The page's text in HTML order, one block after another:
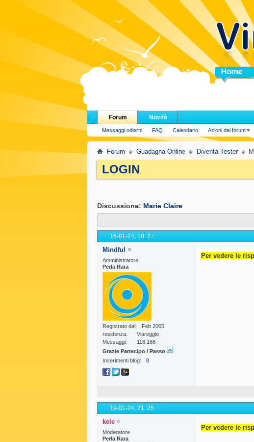
Home
Forum
Messaggi odierni FAQ Calendario Azioni del forum
Novità
Forum Guadagna Online Diventa Tester
LOGIN.
Discussione: Marie Claire
16-01-24, 10: 27
Mindful
Amministratore
Perla Rara
Registrato dal
Feb 2005
residenza
Viareggio
Messaggi
118,186
Grazie Partecipo / Passo
Inserimenti blog
8
Per vedere le
19-01-24, 21: 25
kele
Moderatore
Perla Rara
Per vedere le